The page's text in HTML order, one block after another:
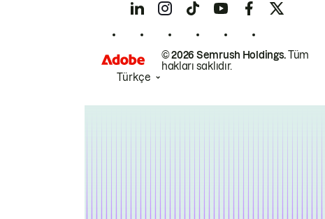
© 2026 Semrush Holdings.Tüm
hakları saklıdır.
Türkçe